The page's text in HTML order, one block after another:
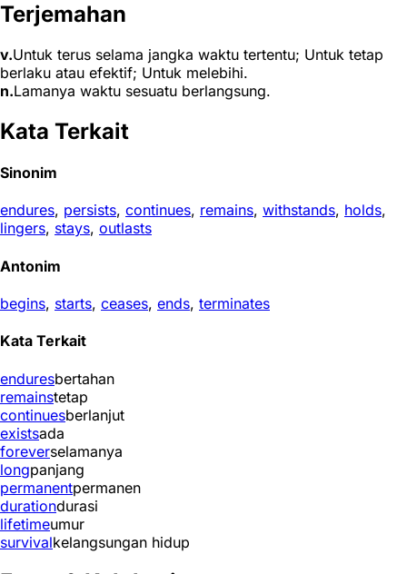
Terjemahan
v.Untuk terus selama jangka waktu tertentu; Untuk tetap
berlaku atau efektif; Untuk melebihi.
n.Lamanya waktu sesuatu berlangsung.
Kata Terkait
Sinonim
endures, persists, continues, remains, withstands, holds,
lingers, stays, outlasts
Antonim
begins, starts, ceases, ends, terminates
Kata Terkait
enduresbertahan
remainstetap
continuesberlanjut
existsada
foreverselamanya
longpanjang
permanentpermanen
durationdurasi
lifetimeumur
survivalkelangsungan hidup